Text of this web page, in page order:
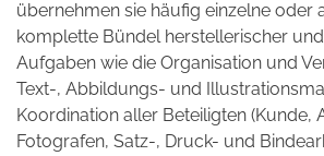
übernehmen sie häufig einzelne oder
komplette Bündel herstellerischer
Aufgaben wie die Organisation und
Text-, Abbildungs- und
Koordination aller Beteiligten (Kunde,
Fotografen, Satz-, Druck- und